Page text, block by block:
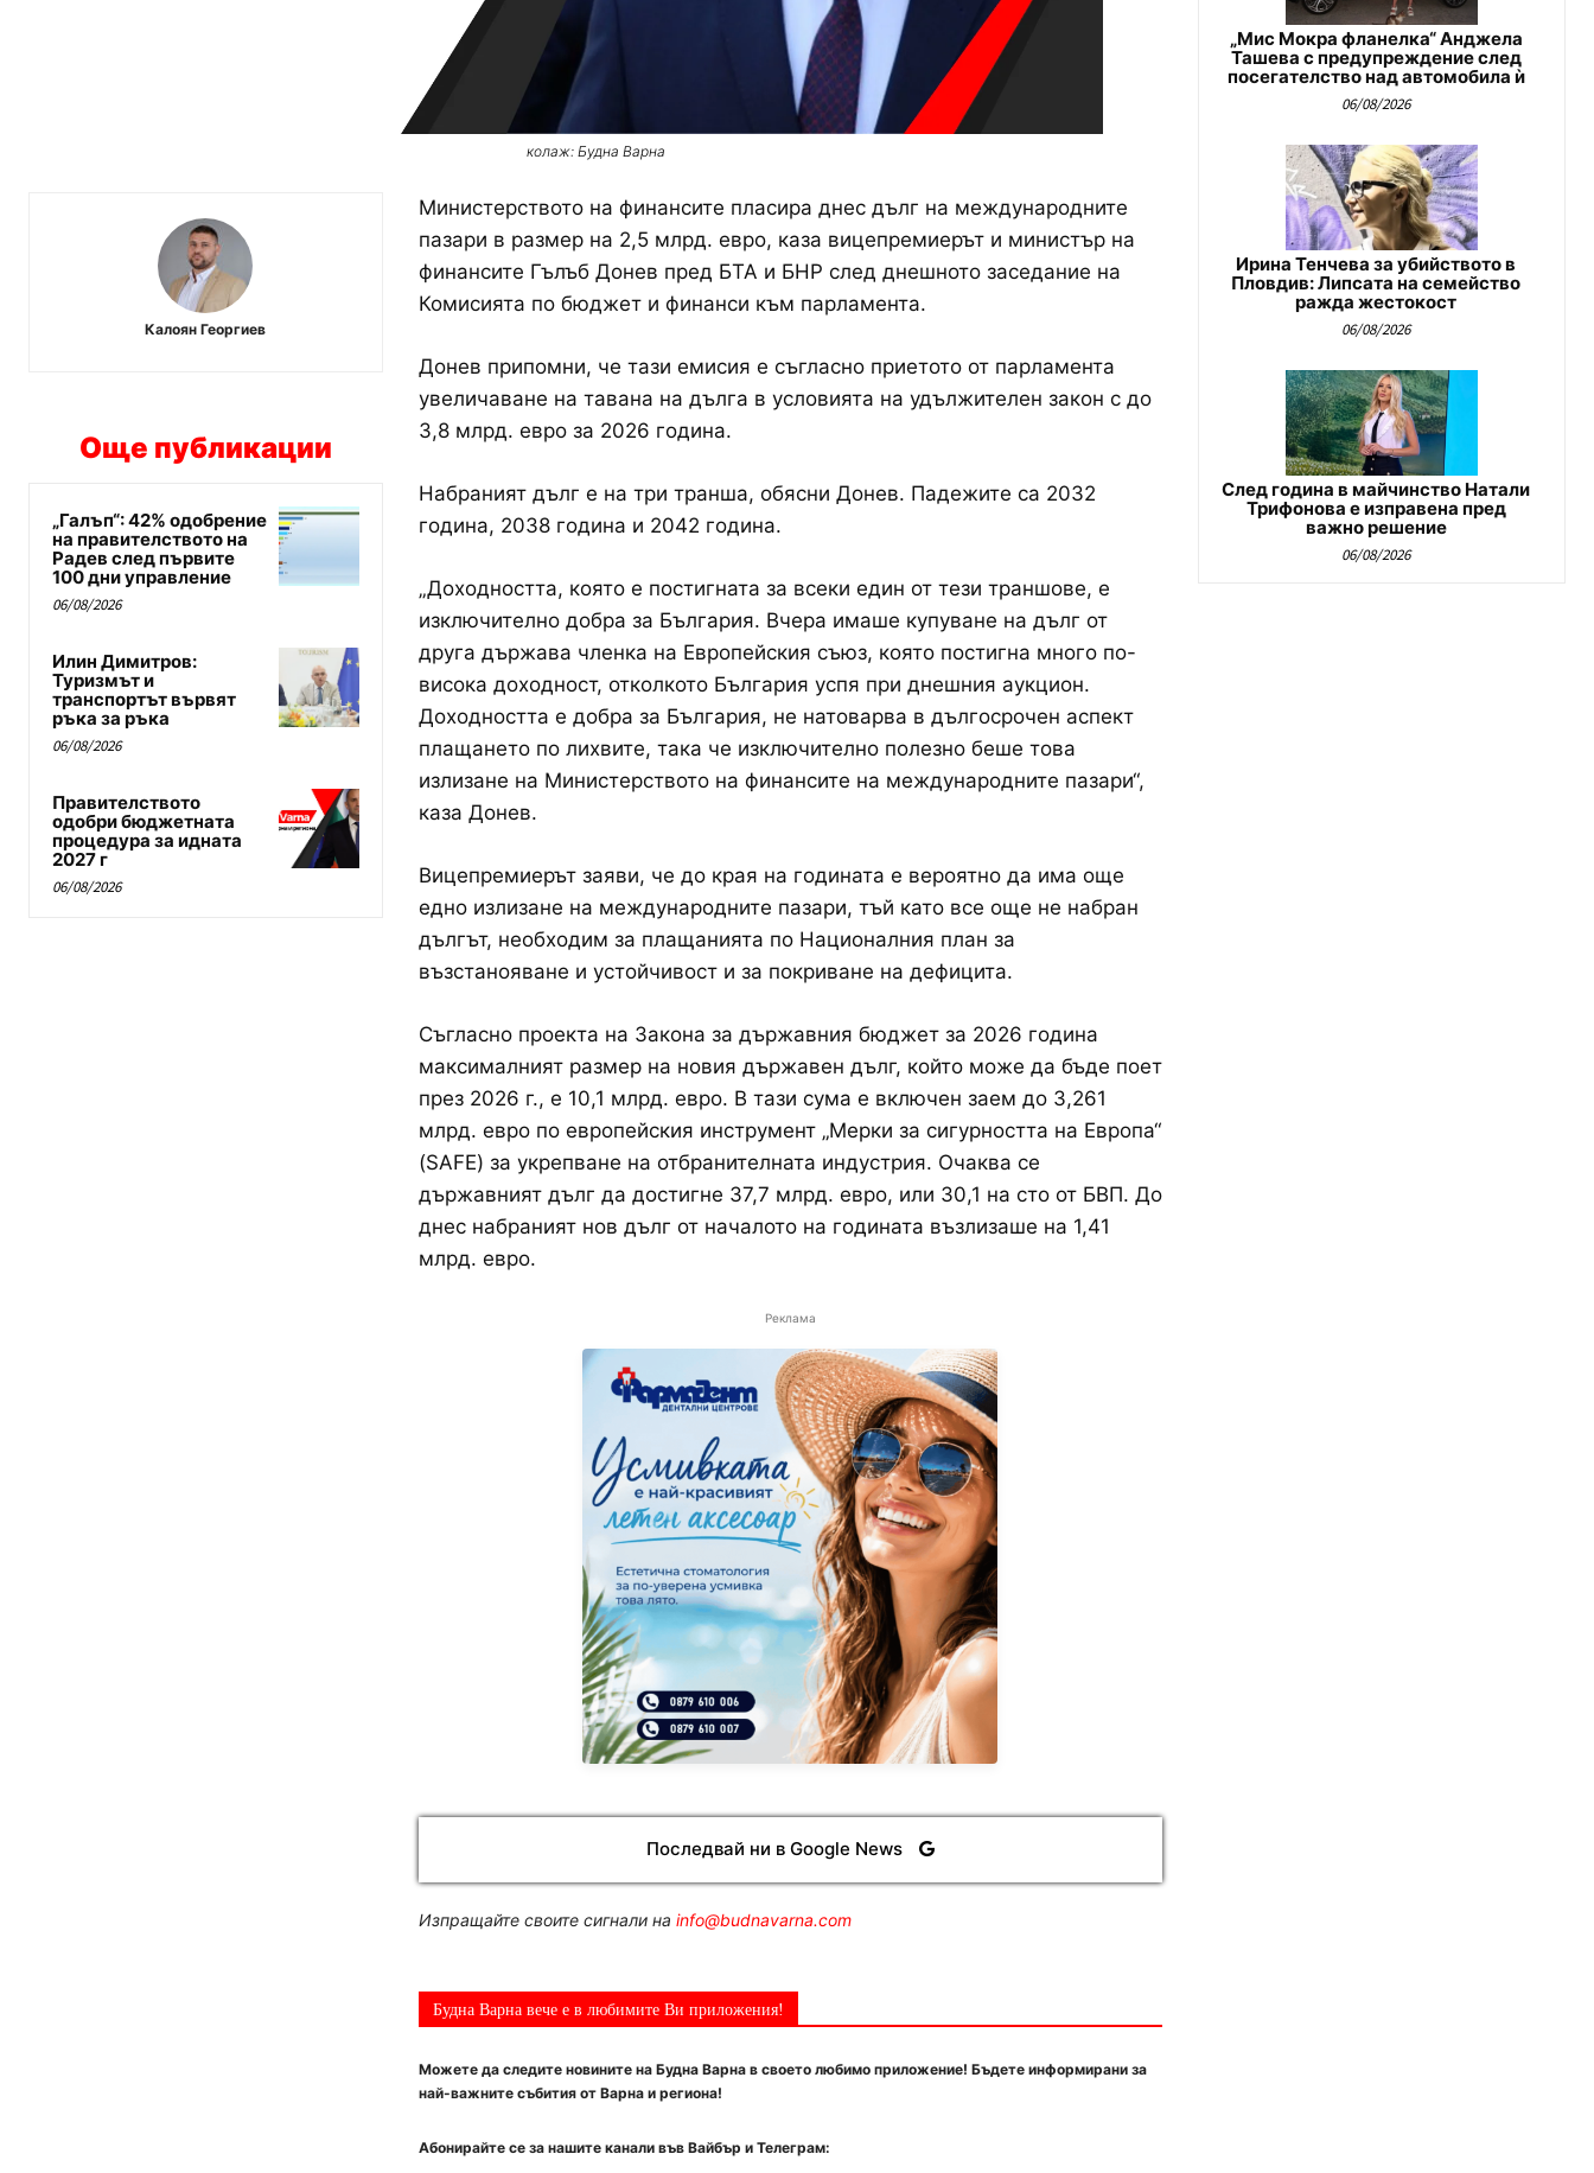
колаж: Будна Варна
Калоян Георгиев
Още публикации
„Галъп“: 42% одобрение
на правителството на
Радев след първите
100 дни управление
06/08/2026
Илин Димитров:
Туризмът и
транспортът вървят
ръка за ръка
06/08/2026
Правителството
одобри бюджетната
процедура за идната
2027 г
06/08/2026
Министерството на финансите пласира днес дълг на международните
пазари в размер на 2,5 млрд. евро, каза вицепремиерът и министър на
финансите Гълъб Донев пред БТА и БНР след днешното заседание на
Комисията по бюджет и финанси към парламента.
Донев припомни, че тази емисия е съгласно приетото от парламента
увеличаване на тавана на дълга в условията на удължителен закон с до
3,8 млрд. евро за 2026 година.
Набраният дълг е на три транша, обясни Донев. Падежите са 2032
година, 2038 година и 2042 година.
„Доходността, която е постигната за всеки един от тези траншове, е
изключително добра за България. Вчера имаше купуване на дълг от
друга държава членка на Европейския съюз, която постигна много по-
висока доходност, отколкото България успя при днешния аукцион.
Доходността е добра за България, не натоварва в дългосрочен аспект
плащането по лихвите, така че изключително полезно беше това
излизане на Министерството нa финансите на международните пазари“,
каза Донев.
Вицепремиерът заяви, че до края на годината е вероятно да има още
едно излизане на международните пазари, тъй като все още не набран
дългът, необходим за плащанията по Националния план за
възстанояване и устойчивост и за покриване на дефицита.
Съгласно проекта на Закона за държавния бюджет за 2026 година
максималният размер на новия държавен дълг, който може да бъде поет
през 2026 г., е 10,1 млрд. евро. В тази сума е включен заем до 3,261
млрд. евро по европейския инструмент „Мерки за сигурността на Европа“
(SAFE) за укрепване на отбранителната индустрия. Очаква се
държавният дълг да достигне 37,7 млрд. евро, или 30,1 на сто от БВП. До
днес набраният нов дълг от началото на годината възлизаше на 1,41
млрд. евро.
Реклама
Последвай ни в Google News
Изпращайте своите сигнали на info@budnavarna.com
Будна Варна вече е в любимите Ви приложения!
Можете да следите новините на Будна Варна в своето любимо приложение! Бъдете информирани за
най-важните събития от Варна и региона!
Абонирайте се за нашите канали във Вайбър и Телеграм:
„Мис Мокра фланелка“ Анджела
Ташева с предупреждение след
посегателство над автомобила ѝ
06/08/2026
Ирина Тенчева за убийството в
Пловдив: Липсата на семейство
ражда жестокост
06/08/2026
След година в майчинство Натали
Трифонова е изправена пред
важно решение
06/08/2026